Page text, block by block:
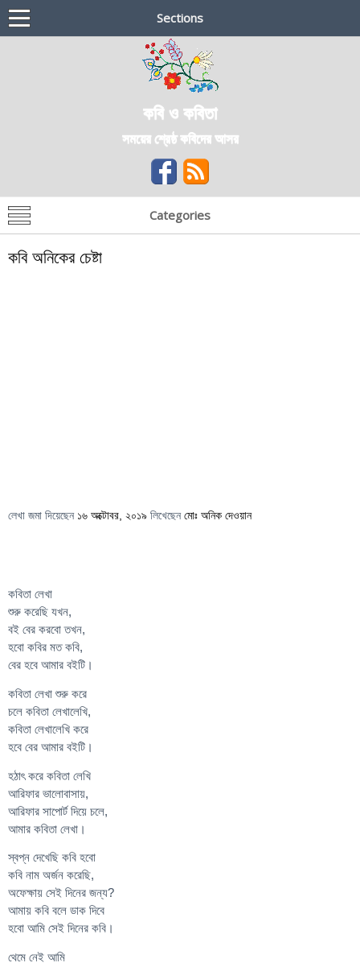
Sections
কবি ও কবিতা
সময়ের শ্রেষ্ঠ কবিদের আসর
Categories
কবি অনিকের চেষ্টা
লেখা জমা দিয়েছেন ১৬ অক্টোবর, ২০১৯ লিখেছেন মোঃ অনিক দেওয়ান
কবিতা লেখা
শুরু করেছি যখন,
বই বের করবো তখন,
হবো কবির মত কবি,
বের হবে আমার বইটি।
কবিতা লেখা শুরু করে
চলে কবিতা লেখালেখি,
কবিতা লেখালেখি করে
হবে বের আমার বইটি।
হঠাৎ করে কবিতা লেখি
আরিফার ভালোবাসায়,
আরিফার সাপোর্ট দিয়ে চলে,
আমার কবিতা লেখা।
স্বপ্ন দেখেছি কবি হবো
কবি নাম অর্জন করেছি,
অফেক্ষায় সেই দিনের জন্য?
আমায় কবি বলে ডাক দিবে
হবো আমি সেই দিনের কবি।
থেমে নেই আমি